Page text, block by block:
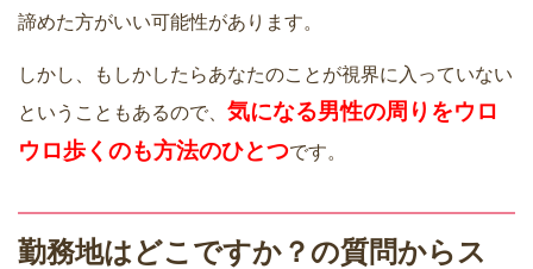
諦めた方がいい可能性があります。
しかし、もしかしたらあなたのことが視界に入っていない
ということもあるので、 気になる男性の周りをウロ
ウロ歩くのも方法のひとつです。
勤務地はどこですか？の質問からス